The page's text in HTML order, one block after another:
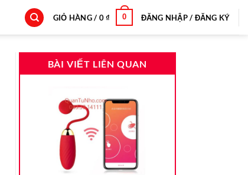
GIỎ HÀNG / 0₫ 0 ĐĂNG NHẬP / ĐĂNG KÝ
BÀI VIẾT LIÊN QUAN